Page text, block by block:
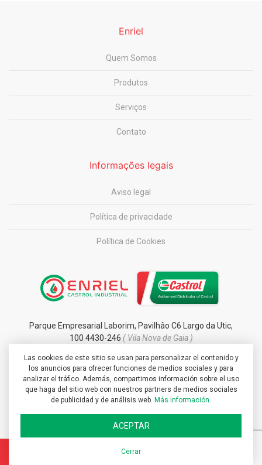
Enriel
Quem Somos
Produtos
Serviços
Contato
Informações legais
Aviso legal
Política de privacidade
Política de Cookies
Parque Empresarial Laborim, Pavilhâo C6 Largo da Utic,
100 4430-246 ( Vila Nova de Gaia )
info@enrielcastrolindustrial.com
+351 227 137 500
Copyright© 2026 Enriel Castrol Industrial. Direitos reservados
Las cookies de este sitio se usan para personalizar el contenido y
los anuncios para ofrecer funciones de medios sociales y para
analizar el tráfico. Además, compartimos información sobre el uso
que haga del sitio web con nuestros partners de medios sociales
de publicidad y de análisis web. Más información.
ACEPTAR
Cerrar